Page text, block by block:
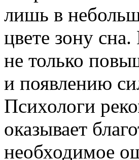
лишь в
цвете зону
не только
и появлению
Психологи
оказывает
необходимое